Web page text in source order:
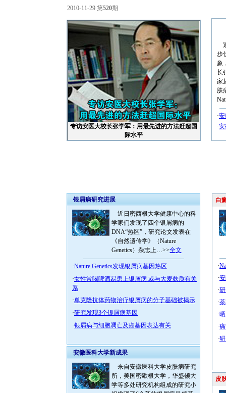
2010-11-29 第520期
专访安医大校长张学军：用最先进的方法赶超国
际水平
步
象
长
家
肤
·安
·安
银屑病研究进展
近日密西根大学健康中心的科
学家们发现了四个银屑病的
DNA“热区”，研究论文发表在
《自然遗传学》（Nature
Genetics）杂志上…>>全文
·Nature Genetics发现银屑病基因热区
·女性常喝啤酒易患上银屑病 或与大麦麸质有关
系
·单克隆抗体药物治疗银屑病的分子基础被揭示
·研究发现3个银屑病基因
·银屑病与细胞凋亡及癌基因表达有关
安徽医科大学新成果
来自安徽医科大学皮肤病研究
所，美国密歇根大学，华盛顿大
学等多处研究机构组成的研究小
白
·
·
·
·
·
·
·
皮